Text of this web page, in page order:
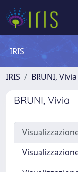
IRIS
IRIS BRUNI, Vivia
BRUNI, Vivia